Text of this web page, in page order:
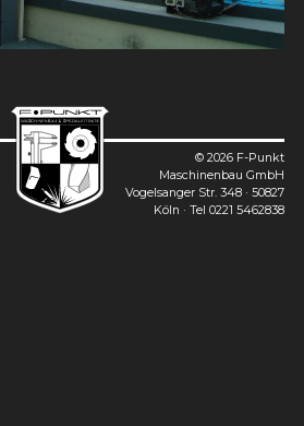
© 2026 F-Punkt
Maschinenbau GmbH
Vogelsanger Str. 348 · 50827
Köln · Tel 0221 5462838